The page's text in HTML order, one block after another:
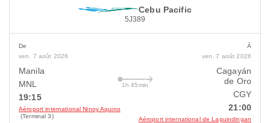
Cebu Pacific
5J389
De
ven. 7 août 2026
Manila
MNL
19:15
Aéroport international Ninoy Aquino
(Terminal 3)
1h 45min
À
ven. 7 août 2026
Cagayán
de Oro
CGY
21:00
Aéroport international de Laguindingan